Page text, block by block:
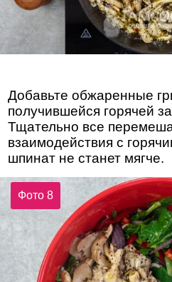
Добавьте обжаренные
получившейся горячей
Тщательно все
взаимодействия с
шпинат не станет мягче.
Фото 8